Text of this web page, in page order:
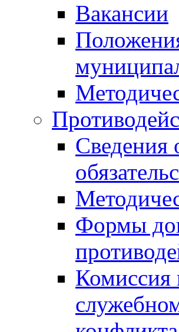
Вакансии
Сведения
Формы
Комиссия